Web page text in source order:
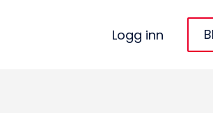
Logg inn